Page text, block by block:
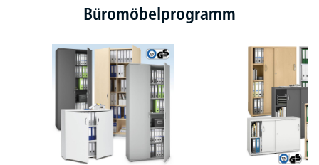
Büromöbelprogramm